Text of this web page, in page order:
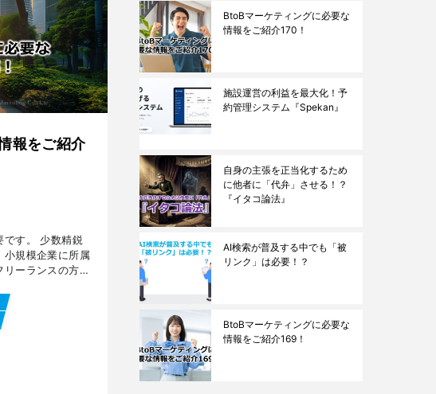
報をご紹介
です。 少数精鋭
小規模企業に所属
ーランスの方々
BtoBマーケティングに必要な
情報をご紹介170！
施設運営の利益を最大化！予
約管理システム『Spekan』
自身の主張を正当化するため
に他者に「代弁」させる！？
『イタコ論法』
AI検索が普及する中でも「被
リンク」は必要！？
BtoBマーケティングに必要な
情報をご紹介169！